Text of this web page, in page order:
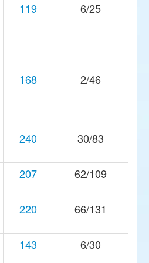
119 6/25
168 2/46
240 30/83
207 62/109
220 66/131
143 6/30